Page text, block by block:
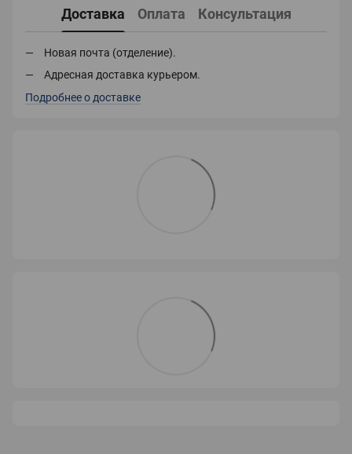
Доставка Оплата Консультация
Новая почта (отделение).
Адресная доставка курьером.
Подробнее о доставке